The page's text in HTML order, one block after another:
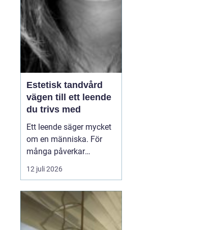
ordning, få en rättvi...
Estetisk tandvård
vägen till ett leende
du trivs med
Ett leende säger mycket
om en människa. För
många påverkar
tändernas utseende
både självförtroendet
sociala situationer.
estetisk tandvård
handlar om att skapa
12 juli 2026